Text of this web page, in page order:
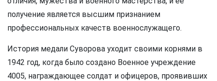
получение является высшим признанием
профессиональных качеств военнослужащего.
История медали Суворова уходит своими корнями в
1942 год, когда было создано Военное учреждение
4005, награждающее солдат и офицеров, проявивших